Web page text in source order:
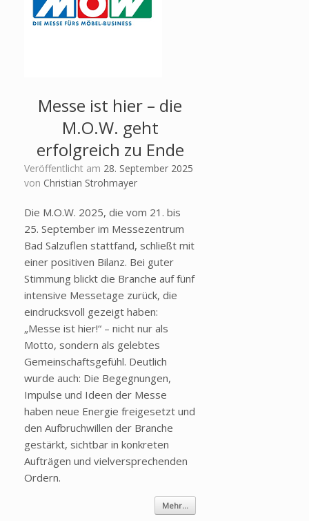
Messe ist hier – die
M.O.W. geht
erfolgreich zu Ende
Veröffentlicht am 28. September 2025
von Christian Strohmayer
Die M.O.W. 2025, die vom 21. bis
25. September im Messezentrum
Bad Salzuflen stattfand, schließt mit
einer positiven Bilanz. Bei guter
Stimmung blickt die Branche auf fünf
intensive Messetage zurück, die
eindrucksvoll gezeigt haben:
„Messe ist hier!“ – nicht nur als
Motto, sondern als gelebtes
Gemeinschaftsgefühl. Deutlich
wurde auch: Die Begegnungen,
Impulse und Ideen der Messe
haben neue Energie freigesetzt und
den Aufbruchwillen der Branche
gestärkt, sichtbar in konkreten
Aufträgen und vielversprechenden
Ordern.
Mehr...